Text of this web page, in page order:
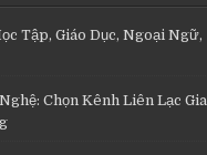
Tập, Giáo Dục, Ngoại Ngữ,
Chọn Kênh Liên Lạc Gia